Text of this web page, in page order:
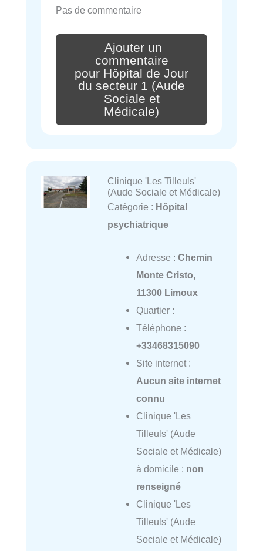
Pas de commentaire
Ajouter un
commentaire
pour Hôpital de Jour
du secteur 1 (Aude
Sociale et
Médicale)
Clinique 'Les Tilleuls'
(Aude Sociale et Médicale)
Catégorie : Hôpital
psychiatrique
Adresse : Chemin
Monte Cristo,
11300 Limoux
Quartier :
Téléphone :
+33468315090
Site internet :
Aucun site internet
connu
Clinique 'Les
Tilleuls' (Aude
Sociale et Médicale)
à domicile : non
renseigné
Clinique 'Les
Tilleuls' (Aude
Sociale et Médicale)